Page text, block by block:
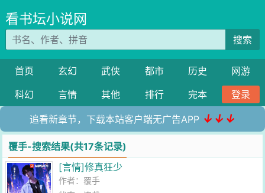
看书坛小说网
搜索
首页 玄幻 武侠 都市 历史
网游
科幻
言情 其他 排行 完本 登录
追看新章节，下载本站客户端无广告APP ↓↓↓
覆手-搜索结果(共17条记录)
[言情]修真狂少
作者： 覆手